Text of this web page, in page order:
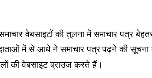
वेबसाइटों की तुलना में समाचार पत्र
में से आधे ने समाचार पत्र पढ़ने की सूचना
की वेबसाइट ब्राउज़ करते हैं।